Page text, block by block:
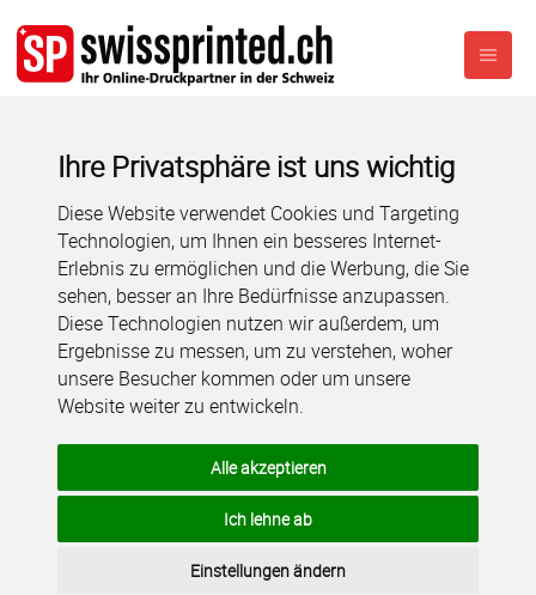
Ihre Privatsphäre ist uns wichtig
Diese Website verwendet Cookies und Targeting
Technologien, um Ihnen ein besseres Internet-
Erlebnis zu ermöglichen und die Werbung, die Sie
sehen, besser an Ihre Bedürfnisse anzupassen.
Diese Technologien nutzen wir außerdem, um
Ergebnisse zu messen, um zu verstehen, woher
unsere Besucher kommen oder um unsere
Website weiter zu entwickeln.
Alle akzeptieren
Ich lehne ab
Einstellungen ändern